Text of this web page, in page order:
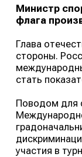
Министр
флага
Глава
стороны.
стать
Поводом для
участия в